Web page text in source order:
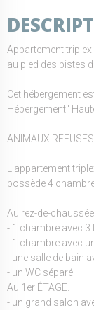
Appartement
au pied des pistes
Cet hébergement
Hébergement"
ANIMAUX REFUSES
L'appartement
possède 4
Au rez-de-chaussée
- 1 chambre avec 3
- 1 chambre avec
- une salle de bain
- un WC séparé
Au 1er ÉTAGE.
- un grand salon